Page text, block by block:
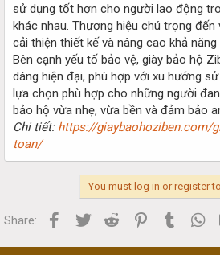
sử dụng tốt hơn cho người lao động
khác nhau. Thương hiệu chú trọng
cải thiện thiết kế và nâng cao khả
Bên cạnh yếu tố bảo vệ, giày bảo hộ
dáng hiện đại, phù hợp với xu hướng
lựa chọn phù hợp cho những người
bảo hộ vừa nhẹ, vừa bền và đảm bảo
Chi tiết: https://giaybaohoziben.com/
toan/
You must log in or register
Share: Facebook
Twitter Reddit PinterestTumblr